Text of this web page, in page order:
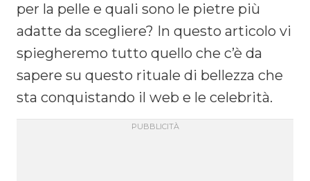
per la pelle e quali sono le pietre più
adatte da scegliere? In questo articolo vi
spiegheremo tutto quello che c’è da
sapere su questo rituale di bellezza che
sta conquistando il web e le celebrità.